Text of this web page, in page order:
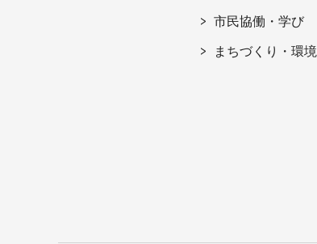
市民協働・学び
まちづくり・環境